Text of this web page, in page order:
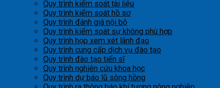
Quy trình kiểm soát tài liệu
Quy trình kiểm soát hồ sơ
Quy trình đánh giá nội bộ
Quy trình kiểm soát sự không phù hợp
Quy trình họp xem xét lãnh đạo
Quy trình cung cấp dịch vụ đào tạo
Quy trình đào tạo tiến sĩ
Quy trình nghiên cứu khoa học
Quy trình dự báo lũ sông hồng